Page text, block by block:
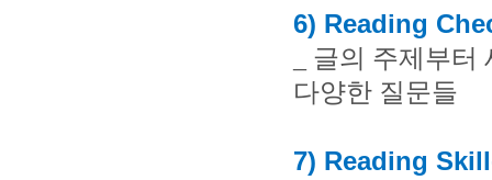
6) Reading
글의 주제부터
다양한 질문들
7) Reading